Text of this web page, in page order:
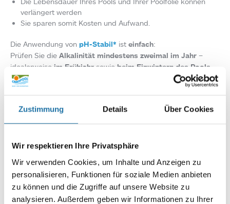
Zustimmung Details Über Cookies
Wir respektieren Ihre Privatsphäre
Wir verwenden Cookies, um Inhalte und Anzeigen zu
personalisieren, Funktionen für soziale Medien anbieten
zu können und die Zugriffe auf unsere Website zu
analysieren. Außerdem geben wir Informationen zu Ihrer
verlängert werden
Sie sparen somit Kosten und Aufwand.
Die Anwendung von pH-Stabil* ist einfach:
Prüfen Sie die Alkalinität mindestens zweimal im Jahr –
idealerweise im Frühjahr sowie beim Einwintern des Pools
und erhöhen Sie diese bei Bedarf. Bleibt der
pH-Wert stabil,
funktioniert Ihre gesamte Wasserpflege zuverlässig.
Außerdem sollten Sie vor dem Winter noch die Folie reinigen.
Versuchen Sie unserer Alternative zum Randklar* das
Randreingel*. Durch seine bessere Haftung kann man ganz
Etikett und Produktinformation lesen.
Bildrechte:
©denklim/ Adobe Stock